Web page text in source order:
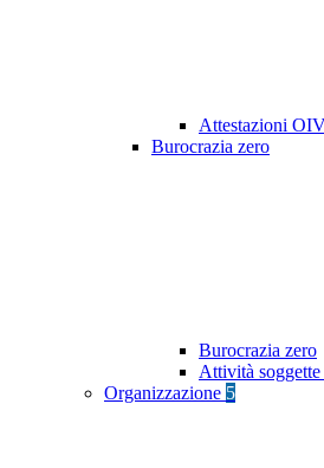
Attestazioni
Burocrazia zero
Burocrazia zero
Attività
Organizzazione 5